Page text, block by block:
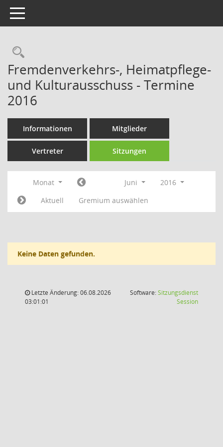
Toggle navigation
Rechercheauswahl
Fremdenverkehrs-, Heimatpflege-
und Kulturausschuss - Termine
2016
Informationen Mitglieder
Vertreter Sitzungen
Monat Juni
2016
Aktuell
Gremium auswählen
Keine Daten gefunden.
Letzte Änderung: 06.08.2026
03:01:01
Software:Sitzungsdienst
Session(Wird in